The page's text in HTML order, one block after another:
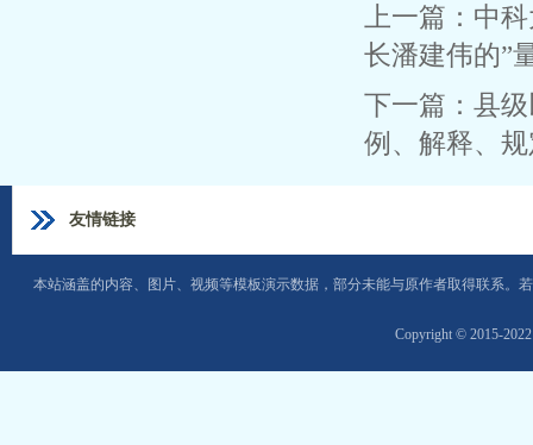
上一篇： 中
长潘建伟的”
下一篇： 县
例、解释、
友情链接
本站涵盖的内容、图片、视频等模板演示数据，部分未能与原作者取得联系。
Copyright © 2015-